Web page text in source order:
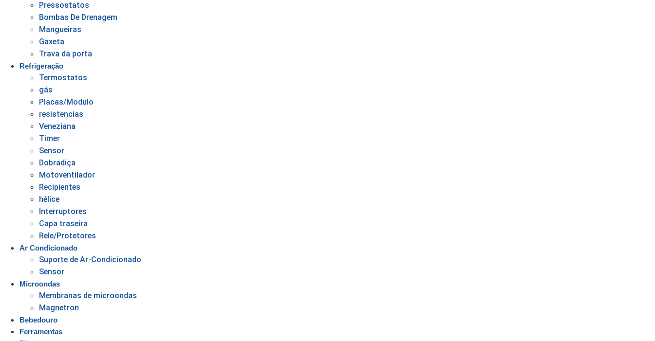
Pressostatos
Bombas De Drenagem
Mangueiras
Gaxeta
Trava da porta
Refrigeração
Termostatos
gás
Placas/Modulo
resistencias
Veneziana
Timer
Sensor
Dobradiça
Motoventilador
Recipientes
hélice
Interruptores
Capa traseira
Rele/Protetores
Ar Condicionado
Suporte de Ar-Condicionado
Sensor
Microondas
Membranas de microondas
Magnetron
Bebedouro
Ferramentas